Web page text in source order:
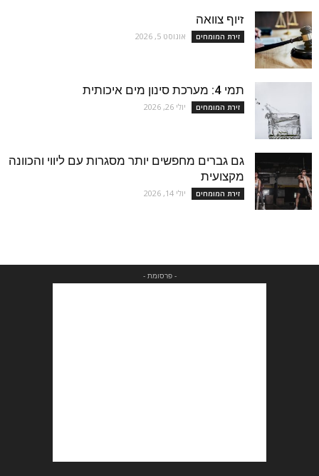
זיוף צוואה
זירת המומחים אוגוסט 5, 2026
תמי 4: מערכת סינון מים איכותית
זירת המומחים יולי 26, 2026
גם גברים מחפשים יותר מסגרות עם ליווי והכוונה
מקצועית
זירת המומחים יולי 14, 2026
- פרסומת -